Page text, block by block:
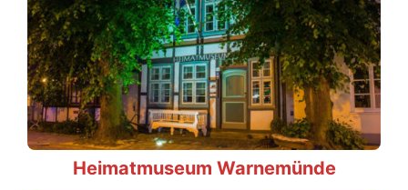
Heimatmuseum Warnemünde